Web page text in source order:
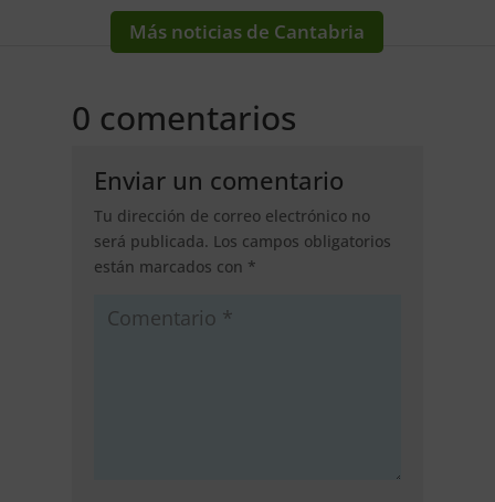
Más noticias de Cantabria
0 comentarios
Enviar un comentario
Tu dirección de correo electrónico no
será publicada. Los campos obligatorios
están marcados con *